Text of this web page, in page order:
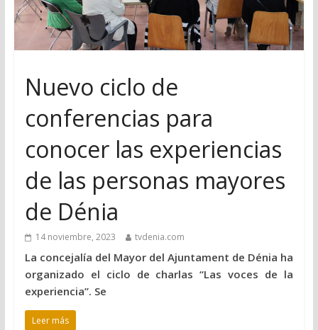
Nuevo ciclo de
conferencias para
conocer las experiencias
de las personas mayores
de Dénia
14 noviembre, 2023 tvdenia.com
La concejalía del Mayor del Ajuntament de Dénia ha
organizado el ciclo de charlas “Las voces de la
experiencia”. Se
Leer más